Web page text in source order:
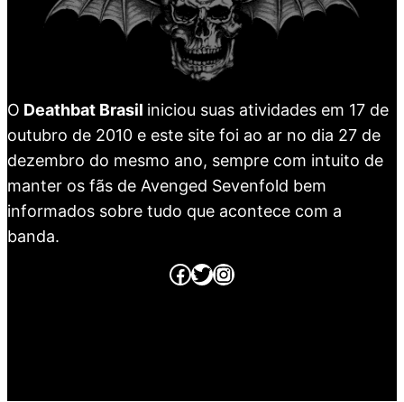
O Deathbat Brasil iniciou suas atividades em 17 de
outubro de 2010 e este site foi ao ar no dia 27 de
dezembro do mesmo ano, sempre com intuito de
manter os fãs de Avenged Sevenfold bem
informados sobre tudo que acontece com a
banda.
Página no Facebook
Página no Twitter
Página no Instagram